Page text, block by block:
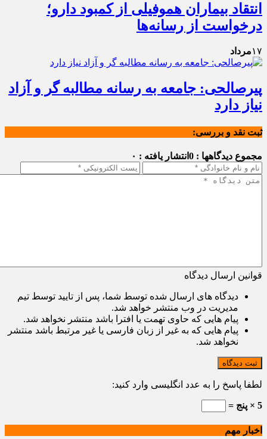
انتقاد بیماران هموفیلی از کمبود دارو؛
درخواست از رسانه‌ها
۱۷مرداد
پیرصالحی: جامعه به رسانه مطالبه گر و آزاد
نیاز دارد
ثبت نقد و بررسی:
مجموع دیدگاهها : 0 انتشار یافته : ۰
قوانین ارسال دیدگاه
دیدگاه های ارسال شده توسط شما، پس از تایید توسط تیم
مدیریت در وب منتشر خواهد شد.
پیام هایی که حاوی تهمت یا افترا باشد منتشر نخواهد شد.
پیام هایی که به غیر از زبان فارسی یا غیر مرتبط باشد منتشر
نخواهد شد.
ثبت دیدگاه
لطفا پاسخ را به عدد انگلیسی وارد کنید:
5 × پنج =
اخبار مهم